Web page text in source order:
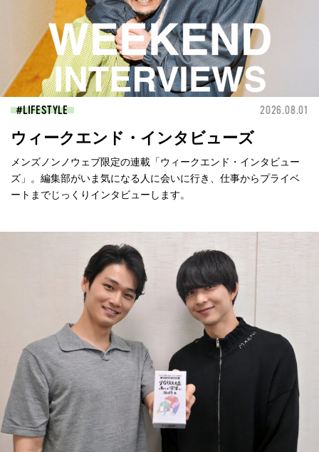
LIFESTYLE 2026.08.01
ウィークエンド・インタビューズ
メンズノンノウェブ限定の連載「ウィークエンド・インタビュー
ズ」。編集部がいま気になる人に会いに行き、仕事からプライベ
ートまでじっくりインタビューします。